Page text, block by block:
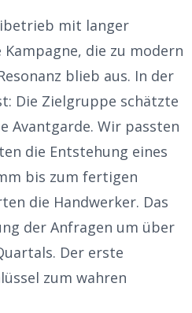
mit langer
die zu modern
blieb aus. In der
Die Zielgruppe schätzte
Avantgarde. Wir passten
die Entstehung eines
bis zum fertigen
die Handwerker. Das
der Anfragen um über
Der erste
zum wahren